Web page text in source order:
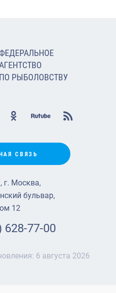
ПО РЫБОЛОВСТВУ
СВЯЗЬ
г. Москва,
бульвар,
12
628-77-00
6 августа 2026